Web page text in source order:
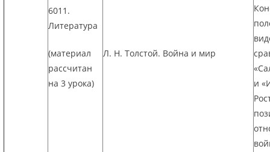
6011.
Литература
(материал
рассчитан
на 3 урока)
Л. Н. Толстой. Война и мир
и